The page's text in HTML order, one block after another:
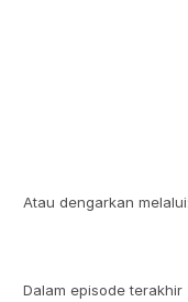
Atau dengarkan
Dalam episode